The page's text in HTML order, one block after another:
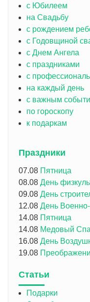
с Юбилеем
на Свадьбу
с рождением
с Годовщиной
с Днем Ангела
с праздниками
с
на каждый день
с важным
по гороскопу
к подаркам
Праздники
07.08 Пятница
08.08 День
09.08 День
12.08 День
14.08 Пятница
14.08 Медовый
16.08 День
19.08
Статьи
Подарки